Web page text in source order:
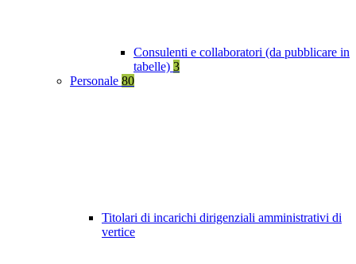
Consulenti e collaboratori (da pubblicare in
tabelle) 3
Personale 80
Titolari di incarichi dirigenziali amministrativi di
vertice